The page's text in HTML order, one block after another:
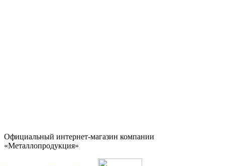
Официальный интернет-магазин компании
«Металлопродукция»